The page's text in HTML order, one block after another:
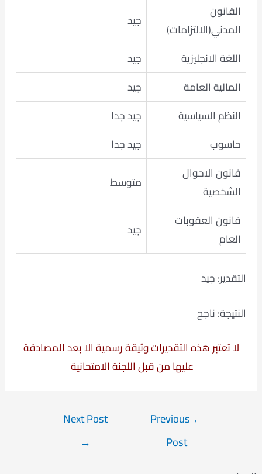
القانون
المدني(الالتزامات)
جيد
اللغة الانجليزية
جيد
المالية العامة
جيد
النظم السياسية
جيد جدا
حاسوب
جيد جدا
قانون الاحوال
الشخصية
متوسط
قانون العقوبات
العام
جيد
التقدير: جيد
النتيجة: ناجح
لا تعتبر هذه التقديرات وثيقة رسمية الا بعد المصادقة
عليها من قبل اللجنة الامتحانية
←
Previous
Post
Next Post
→